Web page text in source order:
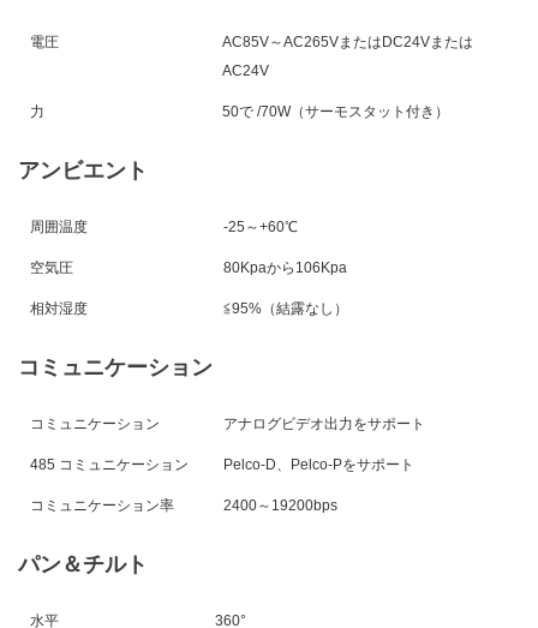
電圧 AC85V～AC265VまたはDC24Vまたは
AC24V
力 50で /70W（サーモスタット付き）
アンビエント
周囲温度 -25～+60℃
空気圧 80Kpaから106Kpa
相対湿度 ≦95%（結露なし）
コミュニケーション
コミュニケーション アナログビデオ出力をサポート
485 コミュニケーション Pelco-D、Pelco-Pをサポート
コミュニケーション率 2400～19200bps
パン＆チルト
水平 360°